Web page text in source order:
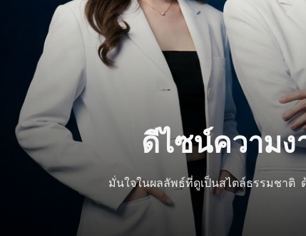
ดีไซน์ความง
มั่นใจในผลลัพธ์ที่ดูเป็นสไตล์ธรรมชาติ